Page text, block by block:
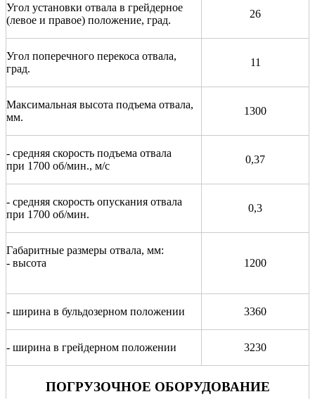
Угол установки отвала в грейдерное
(левое и правое) положение, град.
26
Угол поперечного перекоса отвала,
град.
11
Максимальная высота подъема отвала,
мм.
1300
- средняя скорость подъема отвала
при 1700 об/мин., м/с
0,37
- средняя скорость опускания отвала
при 1700 об/мин.
0,3
Габаритные размеры отвала, мм:
- высота
1200
- ширина в бульдозерном положении 3360
- ширина в грейдерном положении 3230
ПОГРУЗОЧНОЕ ОБОРУДОВАНИЕ